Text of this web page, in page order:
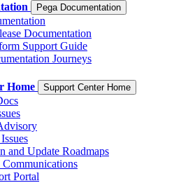
Pega Documentation
Documentation
Support Guide
Journeys
Home Support Center Home
and Update Roadmaps
Communications
Portal